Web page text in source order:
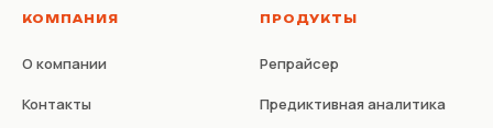
КОМПАНИЯ
О компании
Контакты
ПРОДУКТЫ
Репрайсер
Предиктивная аналитика